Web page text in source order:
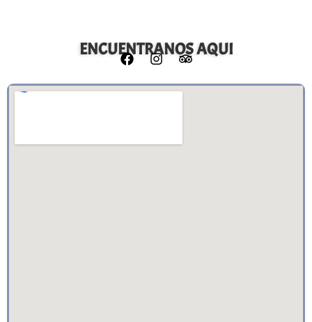
ENCUENTRANOS AQUI